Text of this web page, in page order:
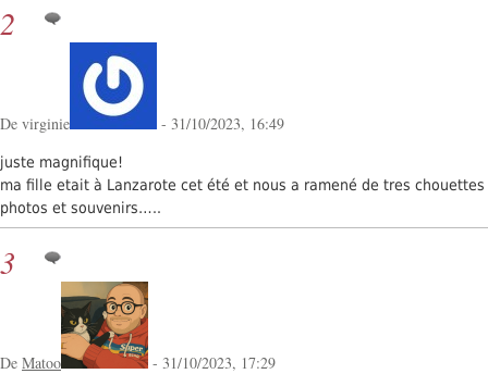
2
De virginie - 31/10/2023, 16:49
juste magnifique!
ma fille etait à Lanzarote cet été et nous a ramené de tres chouettes
photos et souvenirs…..
3
De Matoo - 31/10/2023, 17:29